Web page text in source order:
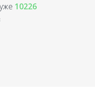
уже 10226